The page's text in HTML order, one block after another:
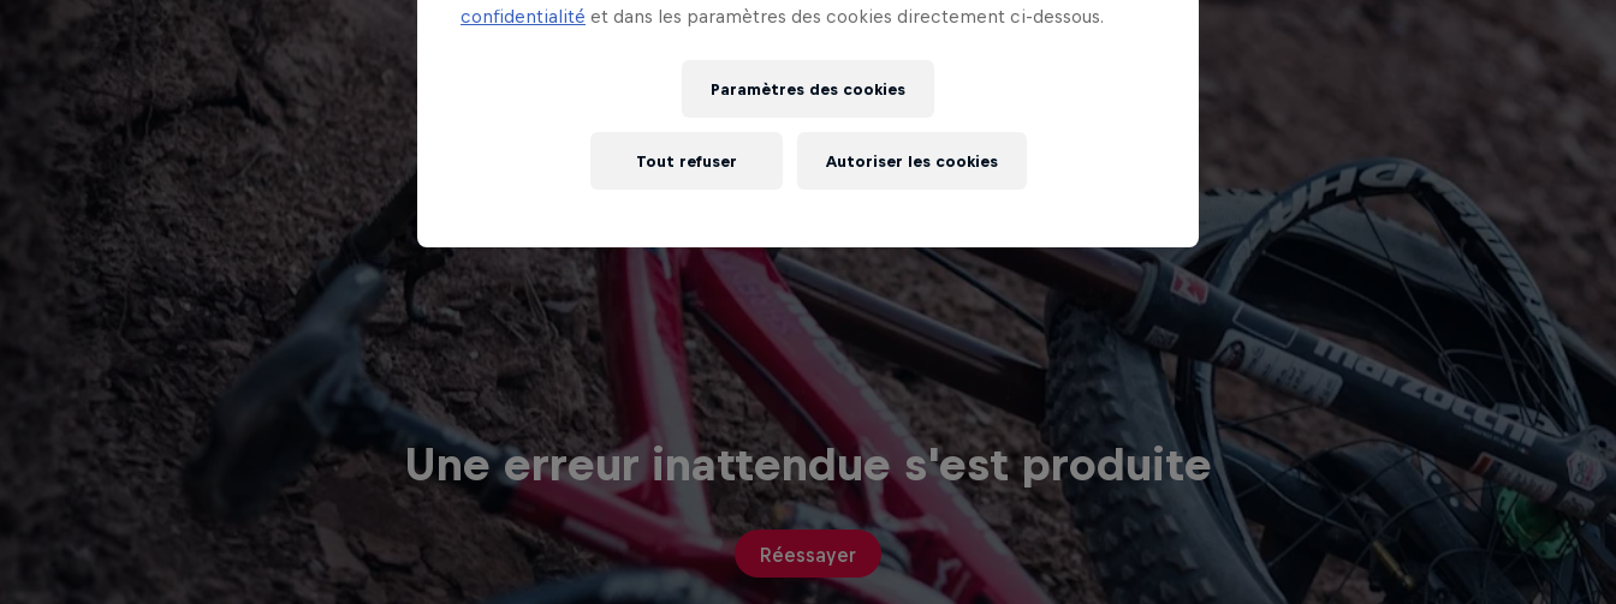
Une erreur inattendue s'est produite
Réessayer
confidentialité et dans les paramètres des cookies directement ci-dessous.
Paramètres des cookies
Tout refuser Autoriser les cookies